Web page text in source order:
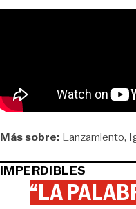
Más sobre: Lanzamiento
IMPERDIBLES
“LA